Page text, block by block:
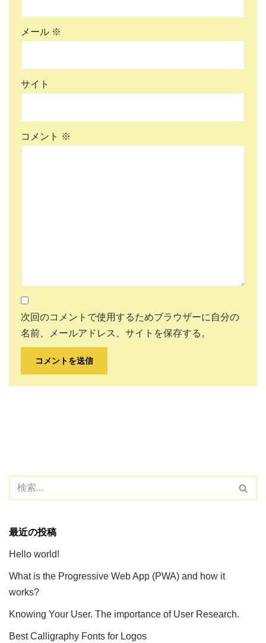
メール ※
サイト
コメント ※
次回のコメントで使用するためブラウザーに自分の
名前、メールアドレス、サイトを保存する。
最近の投稿
Hello world!
What is the Progressive Web App (PWA) and how it
works?
Knowing Your User. The importance of User Research.
Best Calligraphy Fonts for Logos